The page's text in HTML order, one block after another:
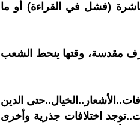
(فشل في القراءة) أو ما
مقدسة، وقتها ينحط الشعب
الدين
اختلافات جذرية وأخرى